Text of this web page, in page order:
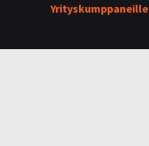
Yrityskumppaneille